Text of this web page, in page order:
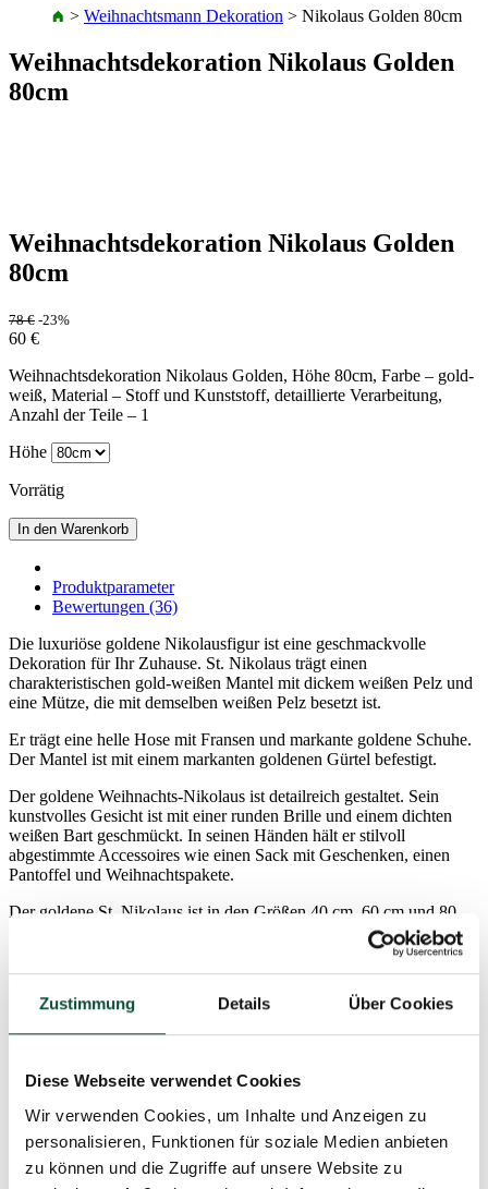
Zustimmung Details Über Cookies
Diese Webseite verwendet Cookies
Wir verwenden Cookies, um Inhalte und Anzeigen zu
personalisieren, Funktionen für soziale Medien anbieten
zu können und die Zugriffe auf unsere Website zu
> Weihnachtsmann Dekoration > Nikolaus Golden 80cm
Weihnachtsdekoration Nikolaus Golden
80cm
Weihnachtsdekoration Nikolaus Golden
80cm
78€ -23%
60 €
Weihnachtsdekoration Nikolaus Golden, Höhe 80cm, Farbe – gold-
weiß, Material – Stoff und Kunststoff, detaillierte Verarbeitung,
Anzahl der Teile – 1
Höhe
Vorrätig
In den Warenkorb
Produktparameter
Bewertungen (36)
Die luxuriöse goldene Nikolausfigur ist eine geschmackvolle
Dekoration für Ihr Zuhause. St. Nikolaus trägt einen
charakteristischen gold-weißen Mantel mit dickem weißen Pelz und
eine Mütze, die mit demselben weißen Pelz besetzt ist.
Er trägt eine helle Hose mit Fransen und markante goldene Schuhe.
Der Mantel ist mit einem markanten goldenen Gürtel befestigt.
Der goldene Weihnachts-Nikolaus ist detailreich gestaltet. Sein
kunstvolles Gesicht ist mit einer runden Brille und einem dichten
weißen Bart geschmückt. In seinen Händen hält er stilvoll
abgestimmte Accessoires wie einen Sack mit Geschenken, einen
Pantoffel und Weihnachtspakete.
Der goldene St. Nikolaus ist in den Größen 40 cm, 60 cm und 80
Parameter
Höhe (mit Ständer) 80cm
Länge 37,5cm